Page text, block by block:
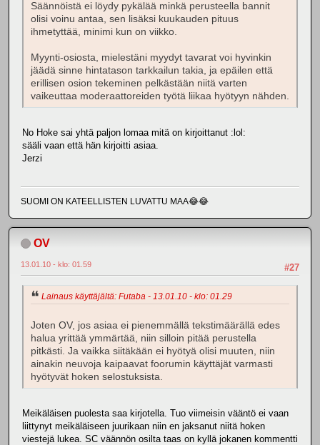
Säännöistä ei löydy pykälää minkä perusteella bannit
olisi voinu antaa, sen lisäksi kuukauden pituus
ihmetyttää, minimi kun on viikko.
Myynti-osiosta, mielestäni myydyt tavarat voi hyvinkin
jäädä sinne hintatason tarkkailun takia, ja epäilen että
erillisen osion tekeminen pelkästään niitä varten
vaikeuttaa moderaattoreiden työtä liikaa hyötyyn nähden.
No Hoke sai yhtä paljon lomaa mitä on kirjoittanut :lol:
sääli vaan että hän kirjoitti asiaa.
Jerzi
SUOMI ON KATEELLISTEN LUVATTU MAA😂😂
OV
#27
13.01.10 - klo: 01.59
Lainaus käyttäjältä: Futaba - 13.01.10 - klo: 01.29
Joten OV, jos asiaa ei pienemmällä tekstimäärällä edes
halua yrittää ymmärtää, niin silloin pitää perustella
pitkästi. Ja vaikka siitäkään ei hyötyä olisi muuten, niin
ainakin neuvoja kaipaavat foorumin käyttäjät varmasti
hyötyvät hoken selostuksista.
Meikäläisen puolesta saa kirjotella. Tuo viimeisin vääntö ei vaan
liittynyt meikäläiseen juurikaan niin en jaksanut niitä hoken
viestejä lukea. SC väännön osilta taas on kyllä jokanen kommentti